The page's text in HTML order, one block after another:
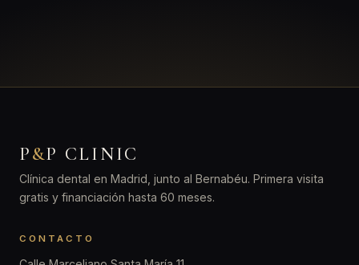
P&P CLINIC
Clínica dental en Madrid, junto al Bernabéu. Primera visita
gratis y financiación hasta 60 meses.
CONTACTO